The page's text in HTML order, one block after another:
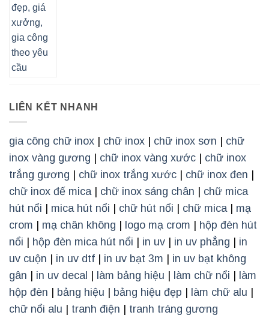
LIÊN KẾT NHANH
gia công chữ inox | chữ inox | chữ inox sơn | chữ
inox vàng gương | chữ inox vàng xước | chữ inox
trắng gương | chữ inox trắng xước | chữ inox đen |
chữ inox đế mica | chữ inox sáng chân | chữ mica
hút nổi | mica hút nổi | chữ hút nổi | chữ mica | mạ
crom | mạ chân không | logo mạ crom | hộp đèn hút
nổi | hộp đèn mica hút nổi | in uv | in uv phẳng | in
uv cuộn | in uv dtf | in uv bạt 3m | in uv bạt không
gân | in uv decal | làm bảng hiệu | làm chữ nổi | làm
hộp đèn | bảng hiệu | bảng hiệu đẹp | làm chữ alu |
chữ nổi alu | tranh điện | tranh tráng gương